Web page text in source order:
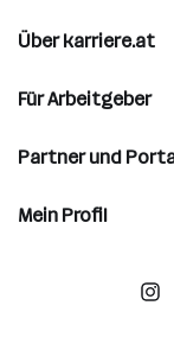
Über karriere.at
Für Arbeitgeber
Partner und
Mein Profil